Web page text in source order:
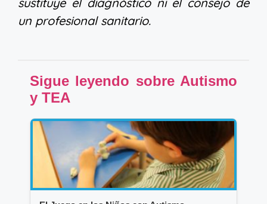
un profesional sanitario.
Sigue leyendo sobre Autismo
y TEA